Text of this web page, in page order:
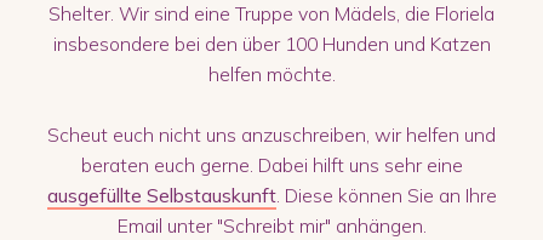
Shelter. Wir sind eine Truppe von Mädels, die Floriela
insbesondere bei den über 100 Hunden und Katzen
helfen möchte.
Scheut euch nicht uns anzuschreiben, wir helfen und
beraten euch gerne. Dabei hilft uns sehr eine
ausgefüllte Selbstauskunft. Diese können Sie an Ihre
Email unter "Schreibt mir" anhängen.